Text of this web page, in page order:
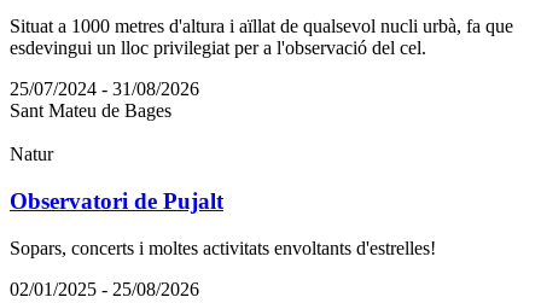
Situat a 1000 metres d'altura i aïllat de qualsevol nucli urbà, fa que
esdevingui un lloc privilegiat per a l'observació del cel.
25/07/2024 - 31/08/2026
Sant Mateu de Bages
Natur
Observatori de Pujalt
Sopars, concerts i moltes activitats envoltants d'estrelles!
02/01/2025 - 25/08/2026